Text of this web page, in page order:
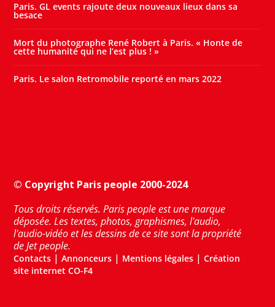
Paris. GL events rajoute deux nouveaux lieux dans sa
besace
Mort du photographe René Robert à Paris. « Honte de
cette humanité qui ne l’est plus ! »
Paris. Le salon Retromobile reporté en mars 2022
© Copyright Paris people 2000-2024
Tous droits réservés. Paris people est une marque
déposée. Les textes, photos, graphismes, l'audio,
l'audio-vidéo et les dessins de ce site sont la propriété
de Jet people.
Contacts |Annonceurs | Mentions légales |Création
site internet CO-F4